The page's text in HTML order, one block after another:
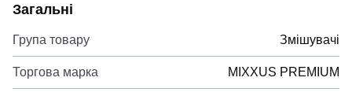
Загальні
Група товару Змішувачі
Торгова марка MIXXUS PREMIUM